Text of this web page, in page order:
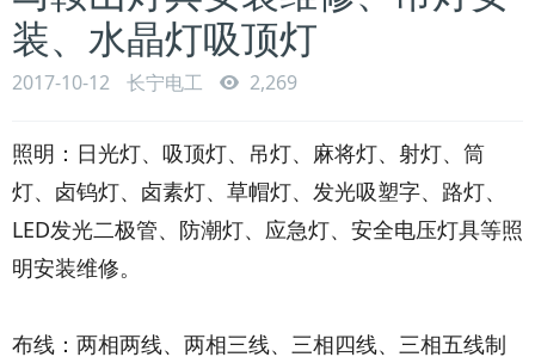
装、水晶灯吸顶灯
2017-10-12 长宁电工 2,269
照明：日光灯、吸顶灯、吊灯、麻将灯、射灯、筒
灯、卤钨灯、卤素灯、草帽灯、发光吸塑字、路灯、
LED发光二极管、防潮灯、应急灯、安全电压灯具等照
明安装维修。
布线：两相两线、两相三线、三相四线、三相五线制